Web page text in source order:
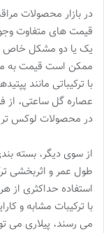
در بازار محصولات
قیمت های متفاوت
یک یا دو مشکل خاص
ممکن است قیمت به
عصاره گل ساعتی، از
در محصولات لوکس
از سوی دیگر، بسته
طول عمر و اثربخشی
استفاده حداکثری
با ترکیبات مشابه و
می رسند، پیلاری می